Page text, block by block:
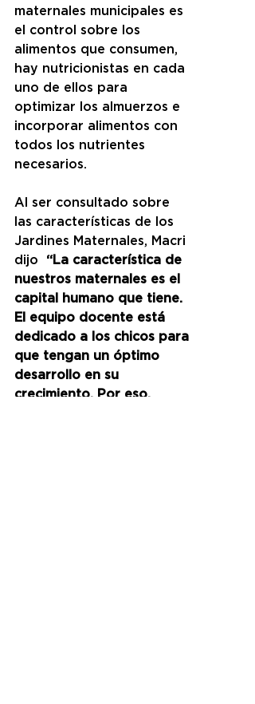
maternales municipales es
el control sobre los
alimentos que consumen,
hay nutricionistas en cada
uno de ellos para
optimizar los almuerzos e
incorporar alimentos con
todos los nutrientes
necesarios.
Al ser consultado sobre
las características de los
Jardines Maternales, Macri
dijo
“La característica de
nuestros maternales es el
capital humano que tiene.
El equipo docente está
dedicado a los chicos para
que tengan un óptimo
desarrollo en su
crecimiento. Por eso,